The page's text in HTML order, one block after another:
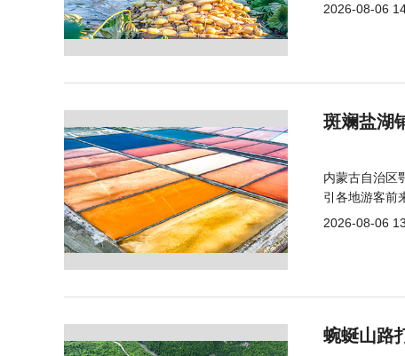
2026-08-06
斑斓盐湖
内蒙古自治区
引各地游客前
2026-08-06
蜿蜒山路